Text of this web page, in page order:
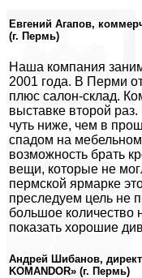
Евгений Агапов,
(г. Пермь)
Наша компания
2001 года. В Перми
плюс салон-склад.
выставке второй
чуть ниже, чем в
спадом на
возможность брать
вещи, которые не
пермской ярмарке
преследуем цель не
большое количество
показать хорошие
Андрей Шибанов,
KOMANDOR» (г. Пермь)